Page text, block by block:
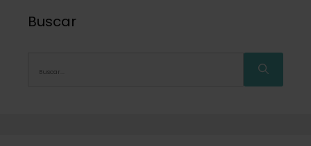
Buscar